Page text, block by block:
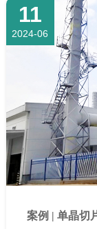
11
2024-06